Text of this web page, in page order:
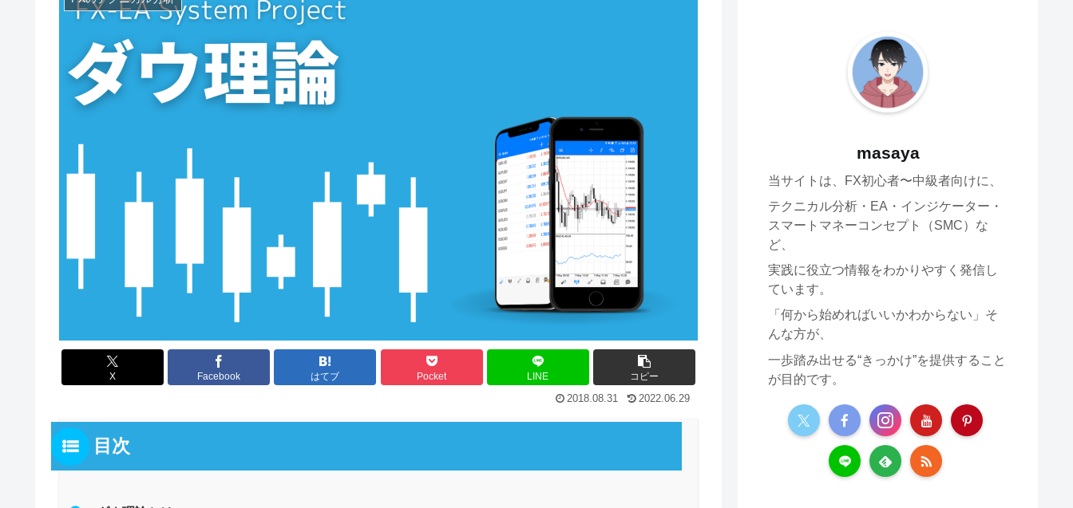
X Facebook はてブ Pocket LINE コピー
2018.08.31 2022.06.29
目次
masaya
当サイトは、FX初心者〜中級者向けに、
テクニカル分析・EA・インジケーター・
スマートマネーコンセプト（SMC）な
ど、
実践に役立つ情報をわかりやすく発信し
ています。
「何から始めればいいかわからない」そ
んな方が、
一歩踏み出せる“きっかけ”を提供すること
が目的です。